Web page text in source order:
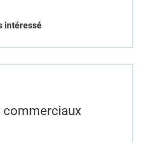
intéressé
commerciaux